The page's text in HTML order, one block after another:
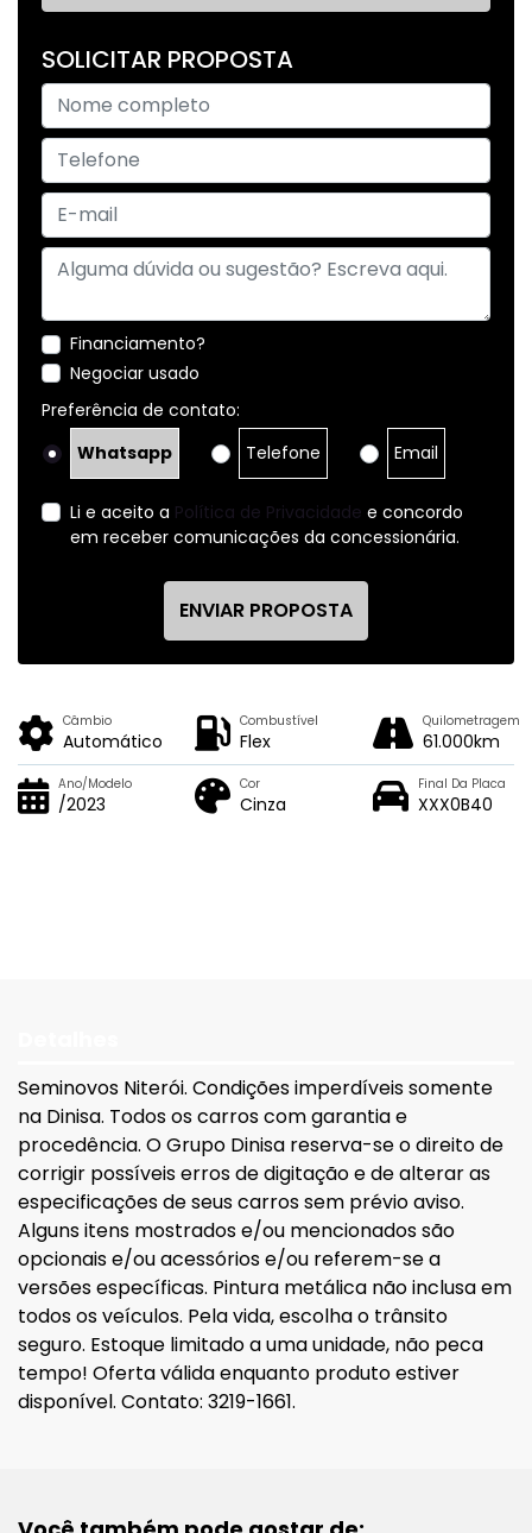
SOLICITAR PROPOSTA
Financiamento?
Negociar usado
Preferência de contato:
Whatsapp
Telefone Email
Li e aceito a Política de Privacidade e concordo
em receber comunicações da concessionária.
ENVIAR PROPOSTA
Câmbio
Automático
Combustível
Flex
Quilometragem
61.000km
Ano/Modelo
/2023
Cor
Cinza
Final Da Placa
XXX0B40
Seminovos Niterói. Condições imperdíveis somente
na Dinisa. Todos os carros com garantia e
procedência. O Grupo Dinisa reserva-se o direito de
corrigir possíveis erros de digitação e de alterar as
especificações de seus carros sem prévio aviso.
Alguns itens mostrados e/ou mencionados são
opcionais e/ou acessórios e/ou referem-se a
versões específicas. Pintura metálica não inclusa em
todos os veículos. Pela vida, escolha o trânsito
seguro. Estoque limitado a uma unidade, não peca
tempo! Oferta válida enquanto produto estiver
disponível. Contato: 3219-1661.